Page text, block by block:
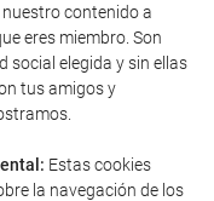
contenido a
eres miembro. Son
social elegida y sin ellas
tus amigos y
Estas cookies
la navegación de los